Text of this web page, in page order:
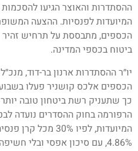
ההסתדרות והאוצר הגיעו
המיועדות לפנסיות. ההצעה
הכספים, מתבססת על תרחיש זהיר
ביטוח בכספי המדינה.
יו״ר ההסתדרות ארנון בר-דוד,
הכספים אלכס קושניר פעלו
כך שתעניק רשת ביטחון טובה
הרפורמה בחוק ההסדרים נועדה
המיועדות, לפיו
4.86%, עם סיכון אפסי ובלי